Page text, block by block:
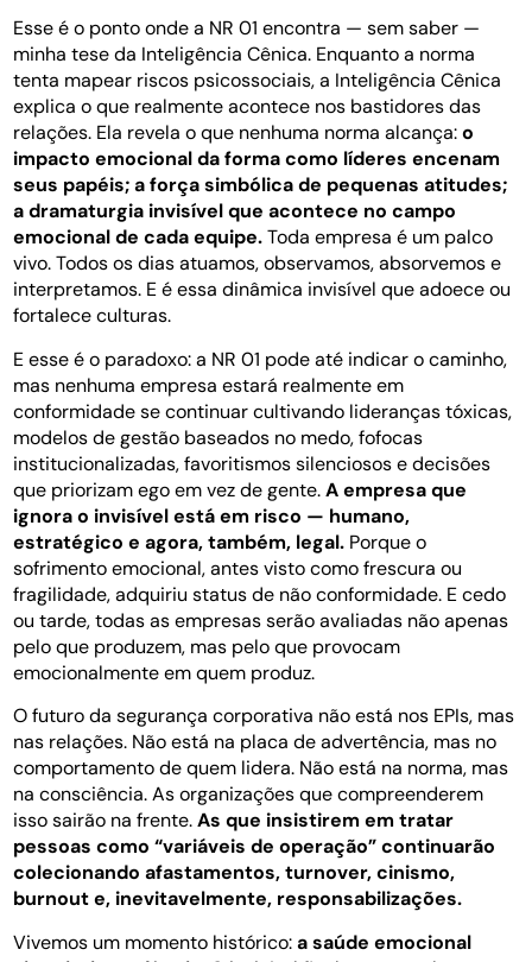
Esse é o ponto onde a NR 01 encontra — sem saber —
minha tese da Inteligência Cênica. Enquanto a norma
tenta mapear riscos psicossociais, a Inteligência Cênica
explica o que realmente acontece nos bastidores das
relações. Ela revela o que nenhuma norma alcança:o
impacto emocional da forma como líderes encenam
seus papéis; a força simbólica de pequenas atitudes;
a dramaturgia invisível que acontece no campo
emocional de cada equipe.Toda empresa é um palco
vivo. Todos os dias atuamos, observamos, absorvemos e
interpretamos. E é essa dinâmica invisível que adoece ou
fortalece culturas.
E esse é o paradoxo: a NR 01 pode até indicar o caminho,
mas nenhuma empresa estará realmente em
conformidade se continuar cultivando lideranças tóxicas,
modelos de gestão baseados no medo, fofocas
institucionalizadas, favoritismos silenciosos e decisões
que priorizam ego em vez de gente.A empresa que
ignora o invisível está em risco — humano,
estratégico e agora, também, legal. Porque o
sofrimento emocional, antes visto como frescura ou
fragilidade, adquiriu status de não conformidade. E cedo
ou tarde, todas as empresas serão avaliadas não apenas
pelo que produzem, mas pelo que provocam
emocionalmente em quem produz.
O futuro da segurança corporativa não está nos EPIs, mas
nas relações. Não está na placa de advertência, mas no
comportamento de quem lidera. Não está na norma, mas
na consciência. As organizações que compreenderem
isso sairão na frente.As que insistirem em tratar
pessoas como “variáveis de operação” continuarão
colecionando afastamentos, turnover, cinismo,
burnout e, inevitavelmente, responsabilizações.
Vivemos um momento histórico:a saúde emocional